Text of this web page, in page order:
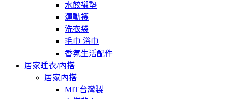
水餃襯墊
運動襪
洗衣袋
毛巾 浴巾
香氛生活配件
居家睡衣/內搭
居家內搭
MIT台灣製